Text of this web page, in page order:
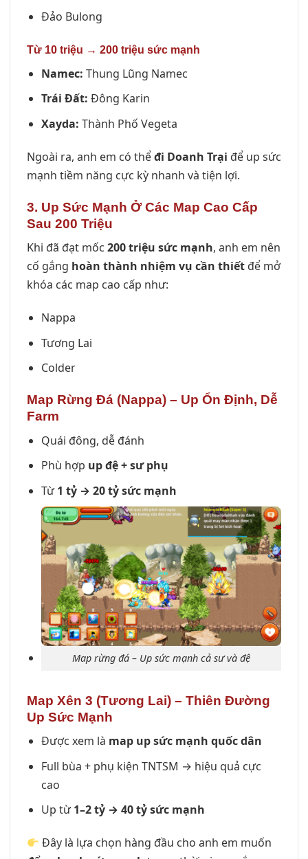
Đảo Bulong
Từ 10 triệu → 200 triệu sức mạnh
Namec: Thung Lũng Namec
Trái Đất: Đông Karin
Xayda: Thành Phố Vegeta
Ngoài ra, anh em có thểđi Doanh Trại để up sức
mạnh tiềm năng cực kỳ nhanh và tiện lợi.
3. Up Sức Mạnh Ở Các Map Cao Cấp
Sau 200 Triệu
Khi đã đạt mốc 200 triệu sức mạnh, anh em nên
cố gắng hoàn thành nhiệm vụ cần thiết để mở
khóa các map cao cấp như:
Nappa
Tương Lai
Colder
Map Rừng Đá (Nappa) – Up Ổn Định, Dễ
Farm
Quái đông, dễ đánh
Phù hợp up đệ + sư phụ
Từ1 tỷ → 20 tỷ sức mạnh
Map rừng đá – Up sức mạnh cả sư và đệ
Map Xên 3 (Tương Lai) – Thiên Đường
Up Sức Mạnh
Được xem là map up sức mạnh quốc dân
Full bùa + phụ kiện TNTSM → hiệu quả cực
cao
Up từ1–2 tỷ → 40 tỷ sức mạnh
Đây là lựa chọn hàng đầu cho anh em muốn